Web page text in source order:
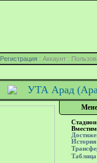
Регистрация : Аккаунт :
УТА Арад
Таблица